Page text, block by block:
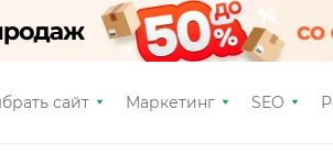
сайт Маркетинг SEO